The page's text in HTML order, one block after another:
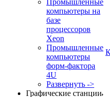
Промышленные
компьютеры на
базе
процессоров
Xeon
Промышленные
компьютеры
форм-фактора
4U
Развернуть ->
Графические станции